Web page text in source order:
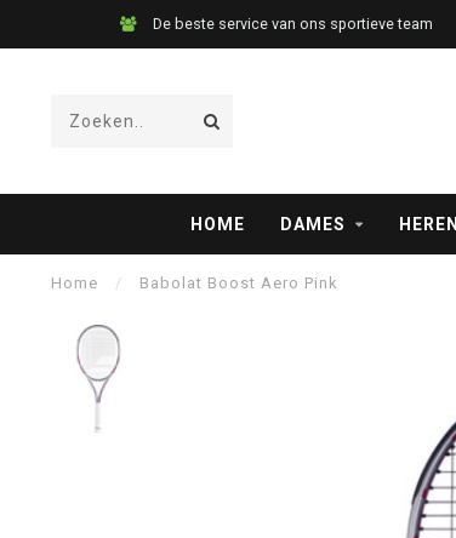
De beste service van ons sportieve team
HOME DAMES HEREN
Home / Babolat Boost Aero Pink